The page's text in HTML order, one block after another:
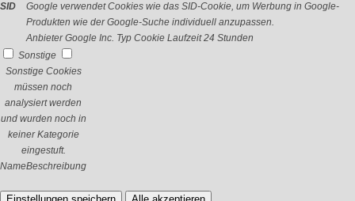
SID
Google verwendet Cookies wie das SID-Cookie, um Werbung in Google-
Produkten wie der Google-Suche individuell anzupassen.
Anbieter Google Inc. Typ Cookie Laufzeit 24 Stunden
Sonstige
Sonstige Cookies
müssen noch
analysiert werden
und wurden noch in
keiner Kategorie
eingestuft.
NameBeschreibung